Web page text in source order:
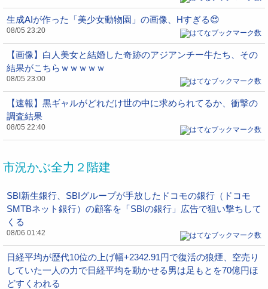
生成AIが作った「美少女動物園」の画像、Нすぎる😍
08/05 23:20
【画像】白人美女と結婚した奇跡のアジアンチー牛たち、その
結果がこちらｗｗｗｗｗ
08/05 23:00
【速報】黒ギャルがどれだけ世の中に求められてるか、衝撃の
調査結果
08/05 22:40
市況かぶ全力２階建
SBI新生銀行、SBIグループが手放したドコモの銀行（ドコモ
SMTBネット銀行）の顧客を「SBIの銀行」広告で狙い撃ちして
くる
08/06 01:42
日経平均が歴代10位の上げ幅+2342.91円で復活の狼煙、空売り
していた一人の力で日経平均を動かせる男は足もとを70億円ほ
どすくわれる